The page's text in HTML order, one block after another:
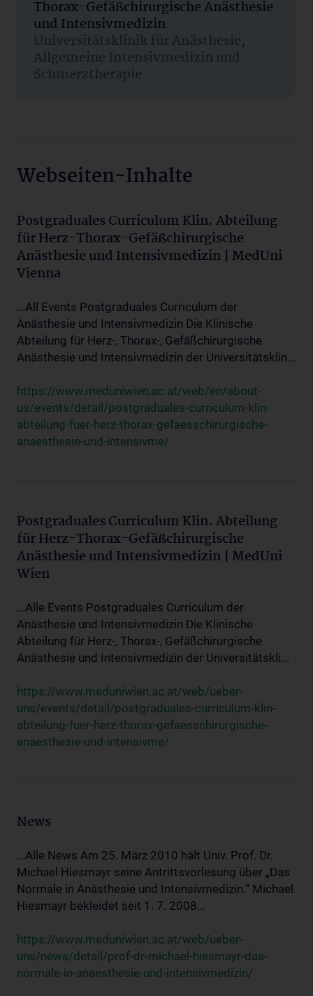
Thorax-Gefäßchirurgische Anästhesie
und Intensivmedizin
Universitätsklinik für Anästhesie,
Allgemeine Intensivmedizin und
Schmerztherapie
Webseiten-Inhalte
Postgraduales Curriculum Klin. Abteilung
für Herz-Thorax-Gefäßchirurgische
Anästhesie und Intensivmedizin | MedUni
Vienna
...All Events Postgraduales Curriculum der
Anästhesie und Intensivmedizin Die Klinische
Abteilung für Herz-, Thorax-, Gefäßchirurgische
Anästhesie und Intensivmedizin der Universitätsklin...
https://www.meduniwien.ac.at/web/en/about-
us/events/detail/postgraduales-curriculum-klin-
abteilung-fuer-herz-thorax-gefaesschirurgische-
anaesthesie-und-intensivme/
Postgraduales Curriculum Klin. Abteilung
für Herz-Thorax-Gefäßchirurgische
Anästhesie und Intensivmedizin | MedUni
Wien
...Alle Events Postgraduales Curriculum der
Anästhesie und Intensivmedizin Die Klinische
Abteilung für Herz-, Thorax-, Gefäßchirurgische
Anästhesie und Intensivmedizin der Universitätskli...
https://www.meduniwien.ac.at/web/ueber-
uns/events/detail/postgraduales-curriculum-klin-
abteilung-fuer-herz-thorax-gefaesschirurgische-
anaesthesie-und-intensivme/
News
...Alle News Am 25. März 2010 hält Univ. Prof. Dr.
Michael Hiesmayr seine Antrittsvorlesung über „Das
Normale in Anästhesie und Intensivmedizin.“ Michael
Hiesmayr bekleidet seit 1. 7. 2008...
https://www.meduniwien.ac.at/web/ueber-
uns/news/detail/prof-dr-michael-hiesmayr-das-
normale-in-anaesthesie-und-intensivmedizin/